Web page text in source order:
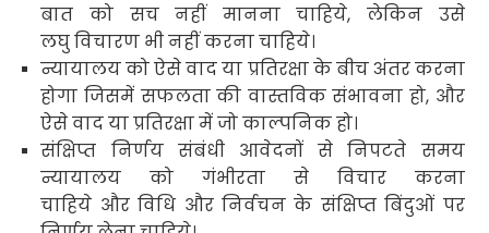
बात को सच नहीं माननाचाहिये,लेकिन उसे
लघु विचारण भी नहीं करना चाहिये।
न्यायालय को ऐसे वाद या प्रतिरक्षा के बीच अंतर करना
होगा जिसमें सफलता की वास्तविक संभावना हो, और
ऐसे वाद या प्रतिरक्षा में जो काल्पनिक हो।
संक्षिप्त निर्णय संबंधी आवेदनों से निपटते समय
न्यायालय को गंभीरता से विचार करना
चाहिये और विधि और निर्वचन के संक्षिप्त बिंदुओं पर